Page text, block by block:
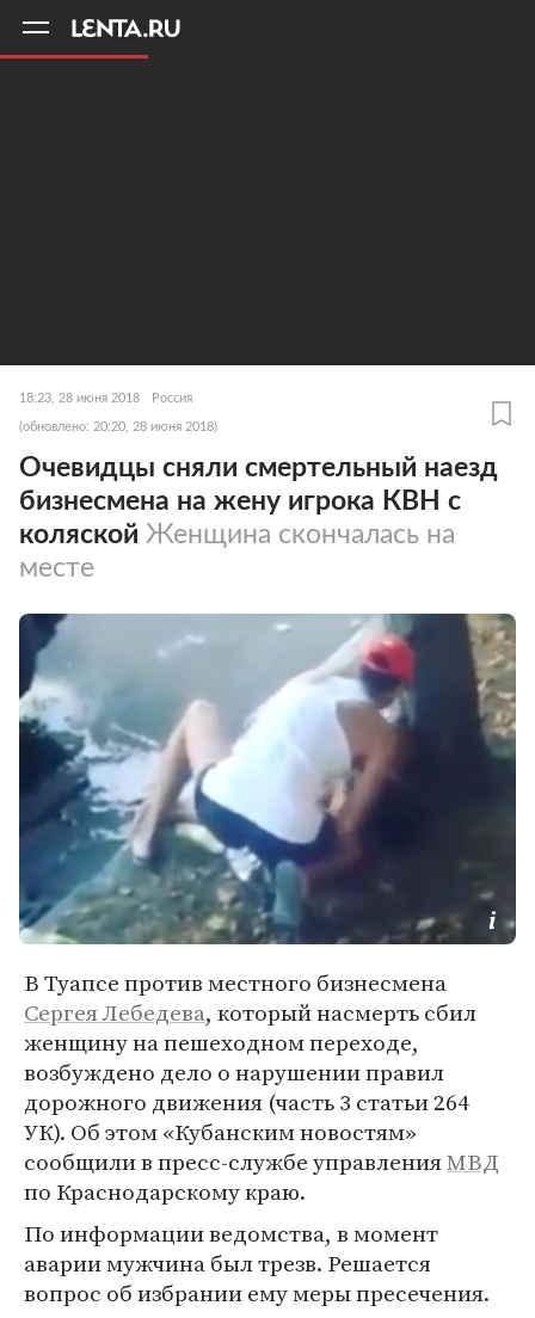
18:23, 28 июня 2018 Россия
(обновлено: 20:20, 28 июня 2018)
Очевидцы сняли смертельный наезд
бизнесмена на жену игрока КВН с
коляской Женщина скончалась на
месте
В Туапсе против местного бизнесмена
Сергея Лебедева, который насмерть сбил
женщину на пешеходном переходе,
возбуждено дело о нарушении правил
дорожного движения (часть 3 статьи 264
УК). Об этом «Кубанским новостям»
сообщили в пресс-службе управленияМВД
по Краснодарскому краю.
По информации ведомства, в момент
аварии мужчина был трезв. Решается
вопрос об избрании ему меры пресечения.